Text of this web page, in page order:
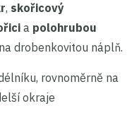
, skořicový
a polohrubou
na drobenkovitou náplň.
rovnoměrně na
okraje